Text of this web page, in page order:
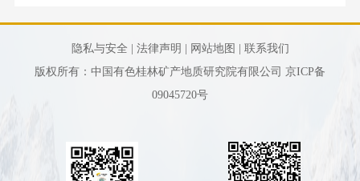
司
桂
林
百
隐私与安全 | 法律声明 | 网站地图 |
联系我们
版权所有：中国有色桂林矿产地质研究院有限公司 京ICP备
09045720号